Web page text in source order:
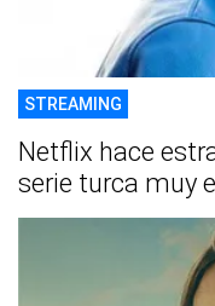
STREAMING
Netflix hace
serie turca muy